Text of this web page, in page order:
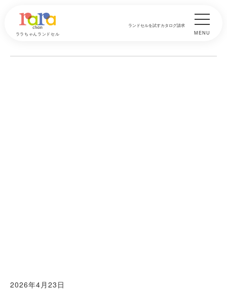
ララちゃんランドセル
ランドセルを試すカタログ請求
MENU
2026年4月23日